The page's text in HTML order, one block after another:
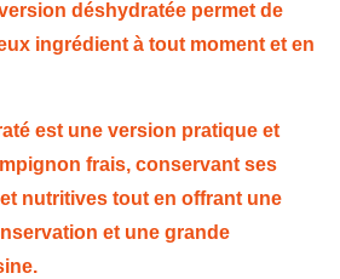
déshydratée permet de
ingrédient à tout moment et en
est une version pratique et
frais, conservant ses
nutritives tout en offrant une
et une grande